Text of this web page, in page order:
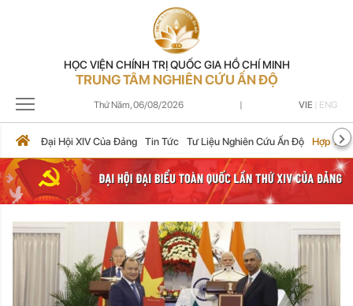
HỌC VIỆN CHÍNH TRỊ QUỐC GIA HỒ CHÍ MINH
TRUNG TÂM NGHIÊN CỨU ẤN ĐỘ
Thứ Năm,06/08/2026 | VIE ENG
Đại Hội XIV Của Đảng Tin Tức Tư Liệu Nghiên Cứu Ấn Độ Hợp Tác